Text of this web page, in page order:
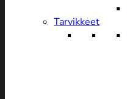
Tarvikkeet